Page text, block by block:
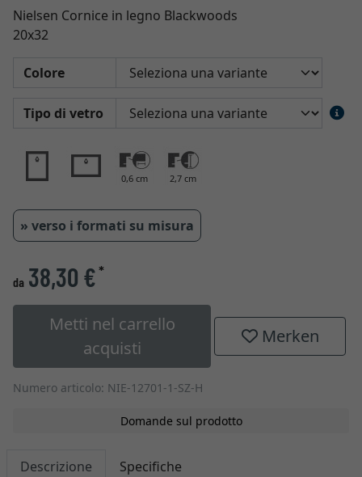
Nielsen Cornice in legno Blackwoods
20x32
Colore
Tipo di vetro
0,6 cm 2,7 cm
» verso i formati su misura
da 38,30 €*
Metti nel carrello
acquisti
Merken
Numero articolo: NIE-12701-1-SZ-H
Domande sul prodotto
Descrizione Specifiche